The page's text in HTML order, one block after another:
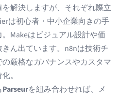
解決しますが、それぞれ際立
は初心者・中小企業向きの手
Makeはビジュアル設計や価
ん出ています。n8nは技術チ
厳格なガバナンスやカスタマ
。
Parseurを組み合わせれば、メ